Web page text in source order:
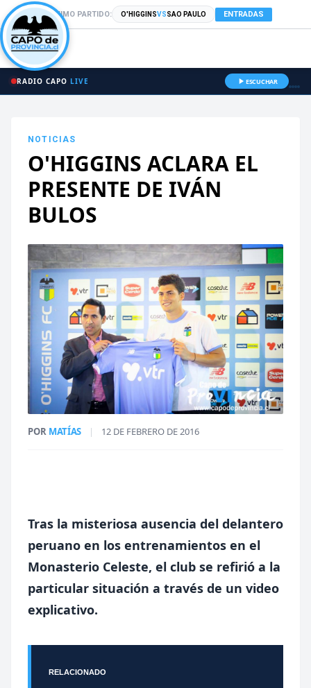
PRÓXIMO PARTIDO: O'HIGGINSVSSAO PAULO ENTRADAS
RADIO CAPO LIVE ESCUCHAR
NOTICIAS
O'HIGGINS ACLARA EL
PRESENTE DE IVÁN
BULOS
POR MATÍAS | 12 DE FEBRERO DE 2016
Tras la misteriosa ausencia del delantero
peruano en los entrenamientos en el
Monasterio Celeste, el club se refirió a la
particular situación a través de un video
explicativo.
RELACIONADO